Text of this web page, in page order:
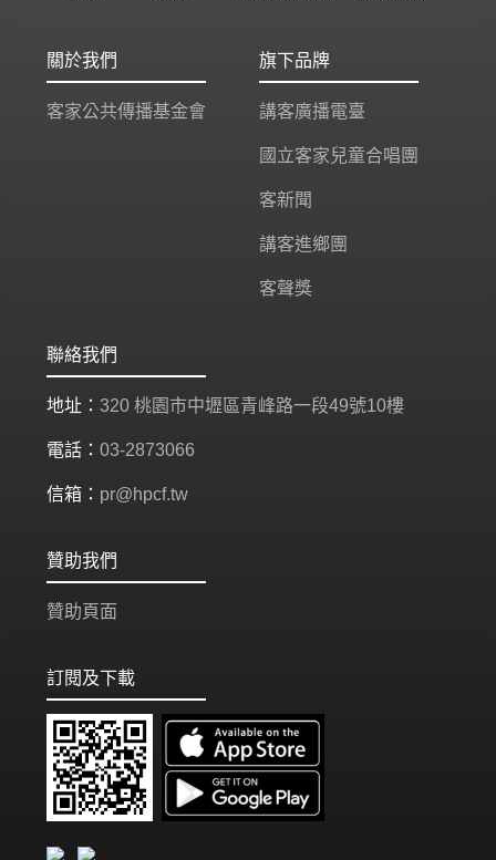
關於我們
客家公共傳播基金會
旗下品牌
講客廣播電臺
國立客家兒童合唱團
客新聞
講客進鄉團
客聲獎
聯絡我們
地址： 320 桃園市中壢區青峰路一段49號10樓
電話： 03-2873066
信箱： pr@hpcf.tw
贊助我們
贊助頁面
訂閱及下載